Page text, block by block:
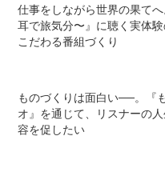
仕事をしながら世界の果て
耳で旅気分〜』に聴く実体
こだわる番組づくり
ものづくりは面白い──。『
オ』を通じて、リスナーの
容を促したい